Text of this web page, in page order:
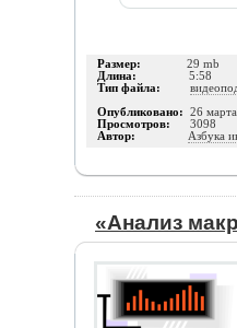
Размер: 29 mb
Длина: 5:58
Тип файла:
Опубликовано: 26
Просмотров: 3098
Автор: Азбука
«Анализ